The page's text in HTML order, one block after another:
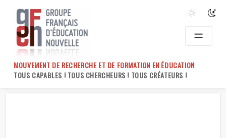
content
MOUVEMENT DE RECHERCHE ET DE FORMATION EN ÉDUCATION
TOUS CAPABLES ! TOUS CHERCHEURS ! TOUS CRÉATEURS !